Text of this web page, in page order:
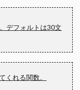
デフォルトは30文
くれる関数。